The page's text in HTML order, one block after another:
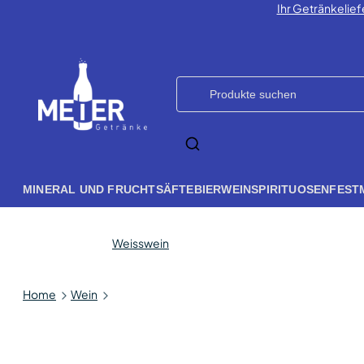
Ihr
MINERAL UND FRUCHTSÄFTEBIERWEINSPIRITUOSEN
Home Wein
Weisswein